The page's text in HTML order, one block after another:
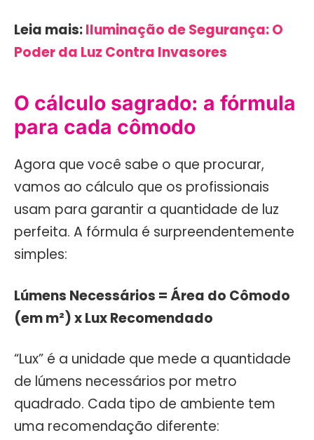
Leia mais:Iluminação de Segurança: O
Poder da Luz Contra Invasores
O cálculo sagrado: a fórmula
para cada cômodo
Agora que você sabe o que procurar,
vamos ao cálculo que os profissionais
usam para garantir a quantidade de luz
perfeita. A fórmula é surpreendentemente
simples:
Lúmens Necessários = Área do Cômodo
(em m²) x Lux Recomendado
“Lux” é a unidade que mede a quantidade
de lúmens necessários por metro
quadrado. Cada tipo de ambiente tem
uma recomendação diferente: